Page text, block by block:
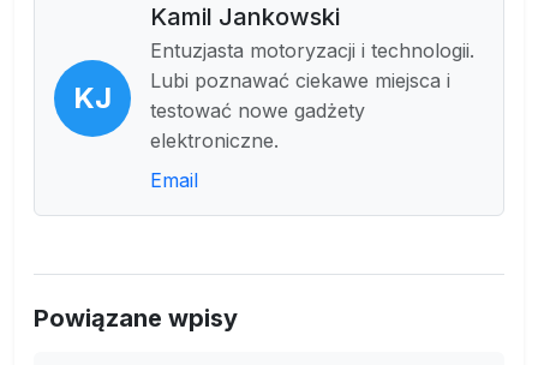
KJ
Kamil Jankowski
Entuzjasta motoryzacji i technologii.
Lubi poznawać ciekawe miejsca i
testować nowe gadżety
elektroniczne.
Email
Powiązane wpisy